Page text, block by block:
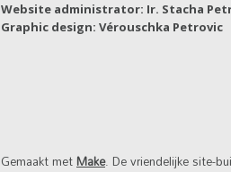
Website administrator: Ir. Stacha
Graphic design: Vérouschka Petrovic
Gemaakt metMake. De vriendelijke site-